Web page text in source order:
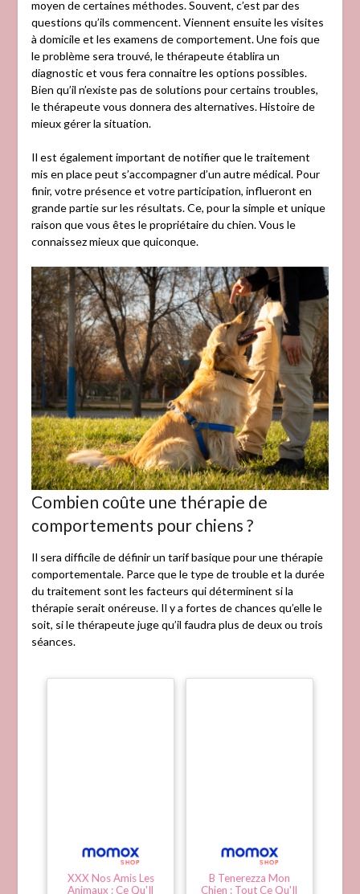
moyen de certaines méthodes. Souvent, c’est par des
questions qu’ils commencent. Viennent ensuite les visites
à domicile et les examens de comportement. Une fois que
le problème sera trouvé, le thérapeute établira un
diagnostic et vous fera connaitre les options possibles.
Bien qu’il n’existe pas de solutions pour certains troubles,
le thérapeute vous donnera des alternatives. Histoire de
mieux gérer la situation.
Il est également important de notifier que le traitement
mis en place peut s’accompagner d’un autre médical. Pour
finir, votre présence et votre participation, influeront en
grande partie sur les résultats. Ce, pour la simple et unique
raison que vous êtes le propriétaire du chien. Vous le
connaissez mieux que quiconque.
Combien coûte une thérapie de
comportements pour chiens ?
Il sera difficile de définir un tarif basique pour une thérapie
comportementale. Parce que le type de trouble et la durée
du traitement sont les facteurs qui déterminent si la
thérapie serait onéreuse. Il y a fortes de chances qu’elle le
soit, si le thérapeute juge qu’il faudra plus de deux ou trois
séances.
XXX Nos Amis Les
Animaux : Ce Qu'Il
B Tenerezza Mon
Chien : Tout Ce Qu'Il